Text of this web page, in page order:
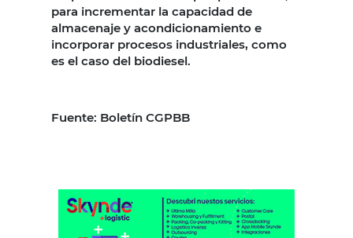
para incrementar la capacidad de
almacenaje y acondicionamiento e
incorporar procesos industriales, como
es el caso del biodiesel.
Fuente: Boletín CGPBB